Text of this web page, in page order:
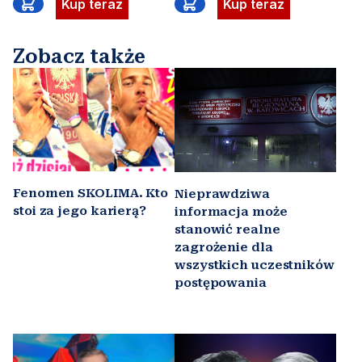
Kup teraz Kup teraz
Zobacz także
Fenomen SKOLIMA. Kto
stoi za jego karierą?
Nieprawdziwa
informacja może
stanowić realne
zagrożenie dla
wszystkich uczestników
postępowania